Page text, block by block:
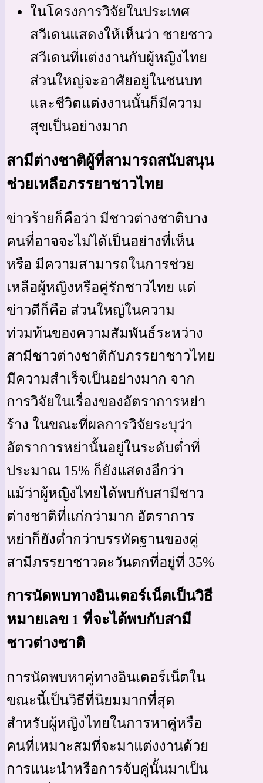
ในโครงการวิจัยในประเทศ
สวีเดนแสดงให้เห็นว่า ชายชาว
สวีเดนที่แต่งงานกับผู้หญิงไทย
ส่วนใหญ่จะอาศัยอยู่ในชนบท
และชีวิตแต่งงานนั้นก็มีความ
สุขเป็นอย่างมาก
สามีต่างชาติผู้ที่สามารถสนับสนุน
ช่วยเหลือภรรยาชาวไทย
ข่าวร้ายก็คือว่า มีชาวต่างชาติบาง
คนที่อาจจะไม่ได้เป็นอย่างที่เห็น
หรือ มีความสามารถในการช่วย
เหลือผู้หญิงหรือคู่รักชาวไทย แต่
ข่าวดีก็คือ ส่วนใหญ่ในความ
ท่วมท้นของความสัมพันธ์ระหว่าง
สามีชาวต่างชาติกับภรรยาชาวไทย
มีความสำเร็จเป็นอย่างมาก จาก
การวิจัยในเรื่องของอัตราการหย่า
ร้าง ในขณะที่ผลการวิจัยระบุว่า
อัตราการหย่านั้นอยู่ในระดับต่ำที่
ประมาณ 15% ก็ยังแสดงอีกว่า
แม้ว่าผู้หญิงไทยได้พบกับสามีชาว
ต่างชาติที่แก่กว่ามาก อัตราการ
หย่าก็ยังต่ำกว่าบรรทัดฐานของคู่
สามีภรรยาชาวตะวันตกที่อยู่ที่ 35%
การนัดพบทางอินเตอร์เน็ตเป็นวิธี
หมายเลข 1 ที่จะได้พบกับสามี
ชาวต่างชาติ
การนัดพบหาคู่ทางอินเตอร์เน็ตใน
ขณะนี้เป็นวิธีที่นิยมมากที่สุด
สำหรับผู้หญิงไทยในการหาคู่หรือ
คนที่เหมาะสมที่จะมาแต่งงานด้วย
การแนะนำหรือการจับคู่นั้นมาเป็น